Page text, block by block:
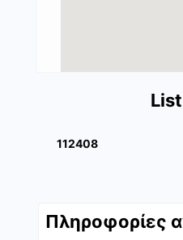
112408
Πληροφορίες